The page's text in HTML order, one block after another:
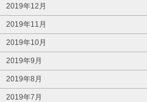
2019年12月
2019年11月
2019年10月
2019年9月
2019年8月
2019年7月